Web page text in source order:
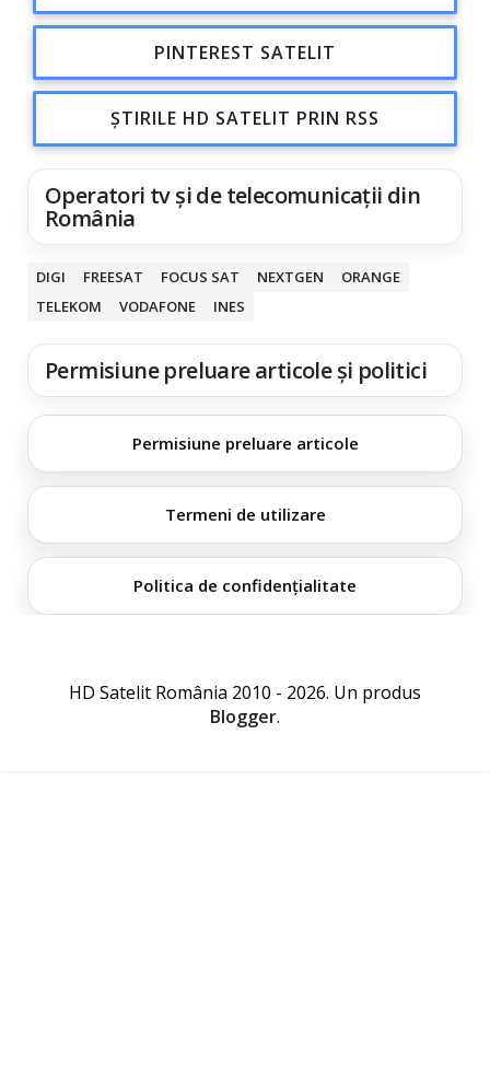
PINTEREST SATELIT
ȘTIRILE HD SATELIT PRIN RSS
Operatori tv și de telecomunicații din
România
DIGI FREESAT FOCUS SAT NEXTGEN
ORANGE
TELEKOM
VODAFONE INES
Permisiune preluare articole și politici
Permisiune preluare articole
Termeni de utilizare
Politica de confidențialitate
HD Satelit România 2010 - 2026. Un produs
Blogger.